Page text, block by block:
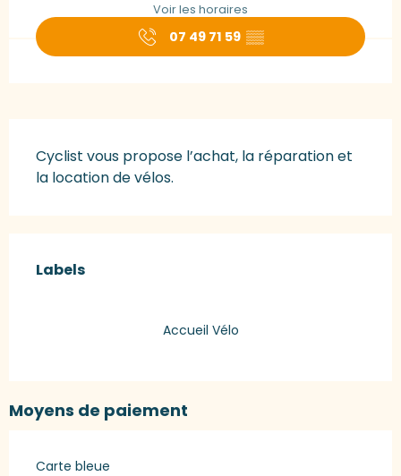
Voir les horaires
07 49 71 59 ▒▒
Cyclist vous propose l’achat, la réparation et
la location de vélos.
Labels
Labels
Accueil Vélo
Moyens de paiement
Carte bleue